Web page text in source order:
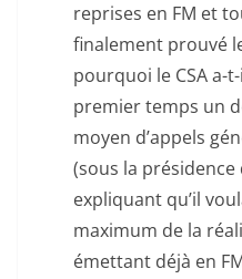
reprises en FM et
finalement prouvé
pourquoi le CSA a-
premier temps un
moyen d’appels
(sous la
expliquant qu’il
maximum de la
émettant déjà en